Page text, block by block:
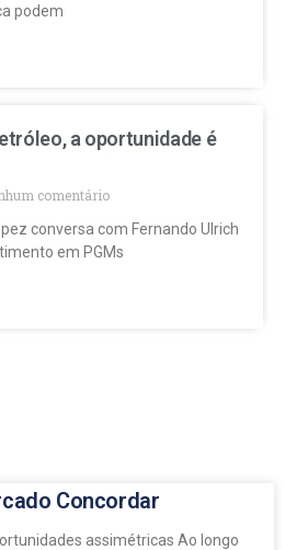
podem
a oportunidade é
comentário
conversa com Fernando Ulrich
em PGMs
Concordar
assimétricas Ao longo